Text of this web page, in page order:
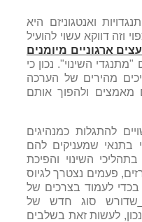
ואנטגוניזם היא
וזה דווקא עשוי להועיל
ארגוניים מיומנים
השינוי". נכון כי
מהירים של הערכה
מאמצים ולהפוך אותם
להתגלות כמנהיגים
בתנאי שמעניקים להם
השינוי והפיכת
פעמים נצטרך לגיוס
בכדי לעמוד בצרכים של
שדורש סוג חדש של
לעשות זאת בשלבים